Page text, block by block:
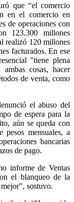
que “el comercio
en el comercio en
de operaciones con
123.300 millones
realizó 120 millones
facturados. En ese
"tiene plena
cosas, hacer
de venta, como
el abuso del
de espera para la
aún se queda con
mensuales, a
bancarias
de pago.
informe de Ventas
el blanqueo de la
sostuvo.